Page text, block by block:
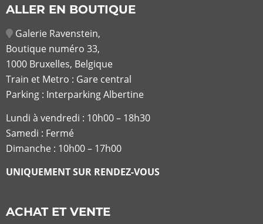
ALLER EN BOUTIQUE
Galerie Ravenstein,
Boutique numéro 33,
1000 Bruxelles, Belgique
Train et Metro : Gare central
Parking : Interparking Albertine
Lundi à vendredi : 10h00 – 18h30
Samedi : Fermé
Dimanche : 10h00 – 17h00
UNIQUEMENT SUR RENDEZ-VOUS
ACHAT ET VENTE